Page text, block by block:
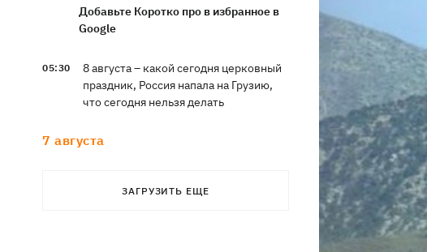
Добавьте Коротко про в избранное в
Google
05:30
8 августа – какой сегодня церковный
праздник, Россия напала на Грузию,
что сегодня нельзя делать
7 августа
Оли Поляковой с призывами
ЗАГРУЗИТЬ ЕЩЕ